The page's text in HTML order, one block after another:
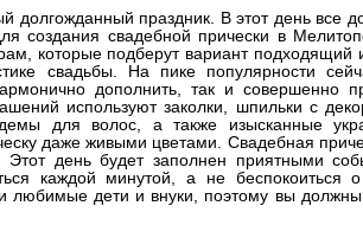
праздник. В этот день все
создания свадебной прически в
которые подберут вариант подходящий
свадьбы. На пике популярности
дополнить, так и совершенно
используют заколки, шпильки с
для волос, а также изысканные
даже живыми цветами. Свадебная
день будет заполнен приятными
каждой минутой, а не беспокоиться о
любимые дети и внуки, поэтому вы должны